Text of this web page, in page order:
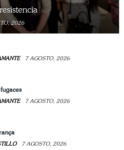
2026
7 AGOSTO, 2026
7 AGOSTO, 2026
7 AGOSTO, 2026